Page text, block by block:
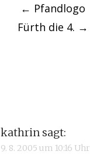
← Pfandlogo
Fürth die 4. →
kathrin sagt:
9. 8. 2005 um 10:16 Uhr